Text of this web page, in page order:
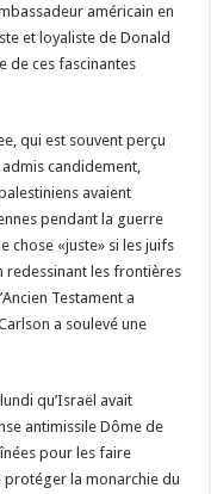
américain en
et loyaliste de Donald
de ces fascinantes
qui est souvent perçu
admis candidement,
avaient
pendant la guerre
chose «juste» si les juifs
redessinant les frontières
Testament a
a soulevé une
qu’Israël avait
antimissile Dôme de
pour les faire
protéger la monarchie du